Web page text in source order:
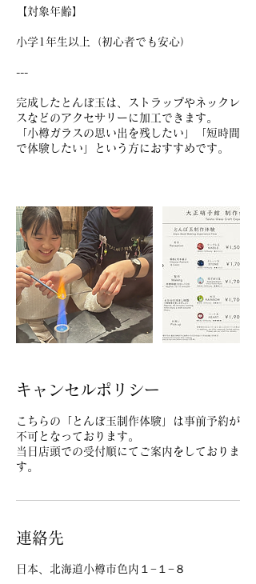
【対象年齢】
小学1年生以上（初心者でも安心）
---
完成したとんぼ玉は、ストラップやネックレ
スなどのアクセサリーに加工できます。
「小樽ガラスの思い出を残したい」「短時間
で体験したい」という方におすすめです。
キャンセルポリシー
こちらの「とんぼ玉制作体験」は事前予約が
不可となっております。
当日店頭での受付順にてご案内をしておりま
す。
連絡先
日本、北海道小樽市色内１−１−８